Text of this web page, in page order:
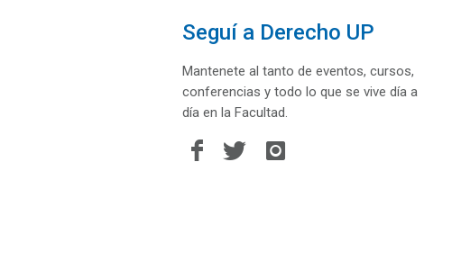
Seguí a Derecho UP
Mantenete al tanto de eventos, cursos,
conferencias y todo lo que se vive día a
día en la Facultad.